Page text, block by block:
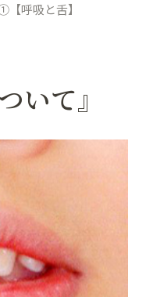
呼吸と舌】
いて』